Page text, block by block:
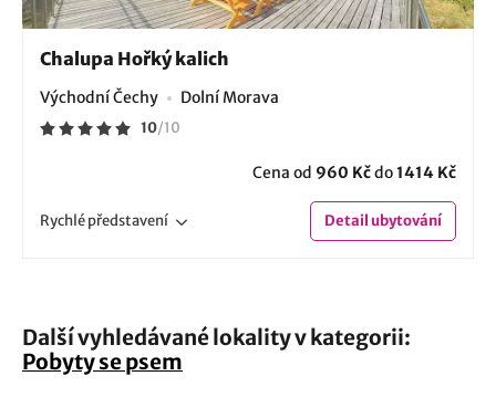
Chalupa Hořký kalich
Východní Čechy Dolní Morava
10/10
Cena od 960 Kčdo1414 Kč
Rychlépředstavení Detailubytování
Další vyhledávané lokality v kategorii:
Pobyty se psem